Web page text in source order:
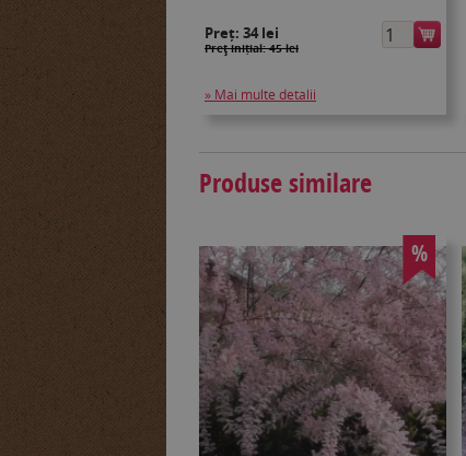
Preț: 34 lei
Preţ inițial: 45 lei
» Mai multe detalii
Produse similare
%